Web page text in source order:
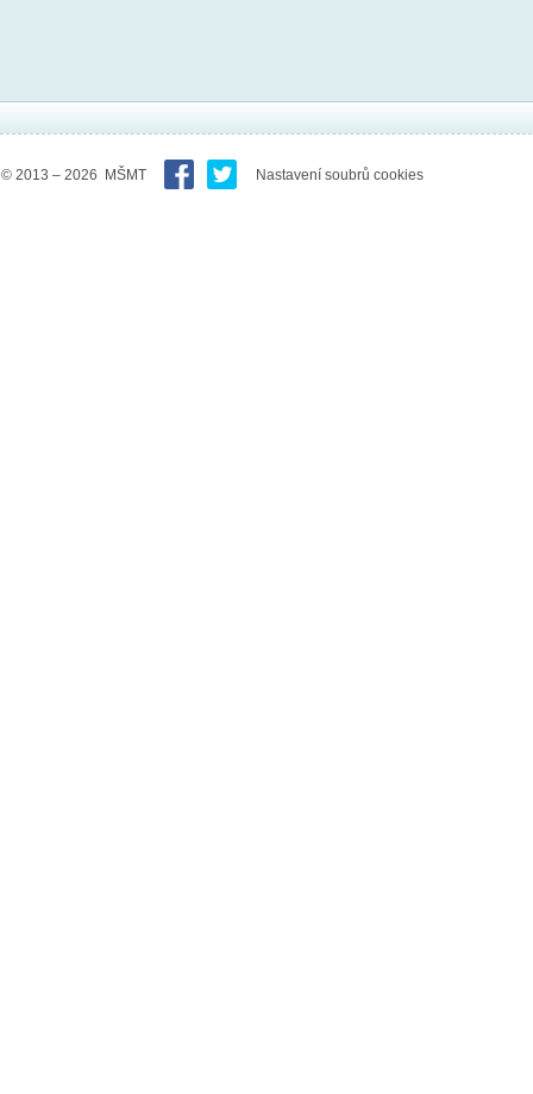
© 2013 – 2026 MŠMT Nastavení soubrů cookies